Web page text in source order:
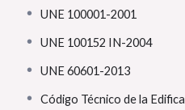
TODOS LOS EXÁMENES
UNE 100001-2001
UNE 100152 IN-2004
UNE 60601-2013
Código Técnico de la